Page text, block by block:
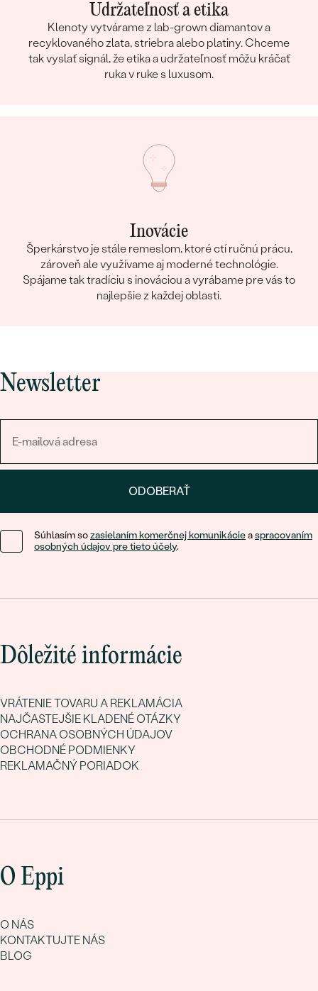
Udržateľnosť a etika
Klenoty vytvárame z lab-grown diamantov a
recyklovaného zlata, striebra alebo platiny. Chceme
tak vyslať signál, že etika a udržateľnosť môžu kráčať
ruka v ruke s luxusom.
Inovácie
Šperkárstvo je stále remeslom, ktoré ctí ručnú prácu,
zároveň ale využívame aj moderné technológie.
Spájame tak tradíciu s inováciou a vyrábame pre vás to
najlepšie z každej oblasti.
Newsletter
ODOBERAŤ
Súhlasím sozasielaním komerčnej komunikácieaspracovaním
osobných údajov pre tieto účely.
Dôležité informácie
VRÁTENIE TOVARU A REKLAMÁCIA
NAJČASTEJŠIE KLADENÉ OTÁZKY
OCHRANA OSOBNÝCH ÚDAJOV
OBCHODNÉ PODMIENKY
REKLAMAČNÝ PORIADOK
O Eppi
O NÁS
KONTAKTUJTE NÁS
BLOG